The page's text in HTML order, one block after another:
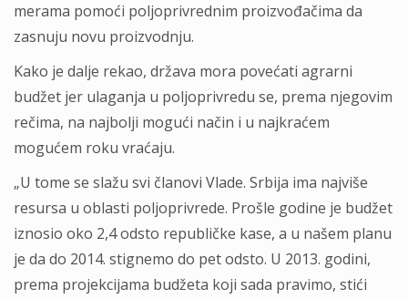
merama pomoći poljoprivrednim proizvođačima da
zasnuju novu proizvodnju.
Kako je dalje rekao, država mora povećati agrarni
budžet jer ulaganja u poljoprivredu se, prema njegovim
rečima, na najbolji mogući način i u najkraćem
mogućem roku vraćaju.
„U tome se slažu svi članovi Vlade. Srbija ima najviše
resursa u oblasti poljoprivrede. Prošle godine je budžet
iznosio oko 2,4 odsto republičke kase, a u našem planu
je da do 2014. stignemo do pet odsto. U 2013. godini,
prema projekcijama budžeta koji sada pravimo, stići